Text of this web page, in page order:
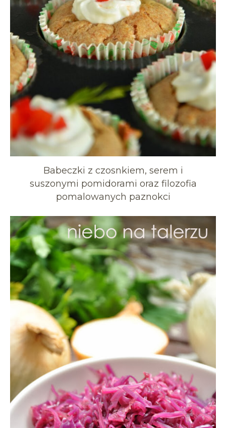
Babeczki z czosnkiem, serem i
suszonymi pomidorami oraz filozofia
pomalowanych paznokci